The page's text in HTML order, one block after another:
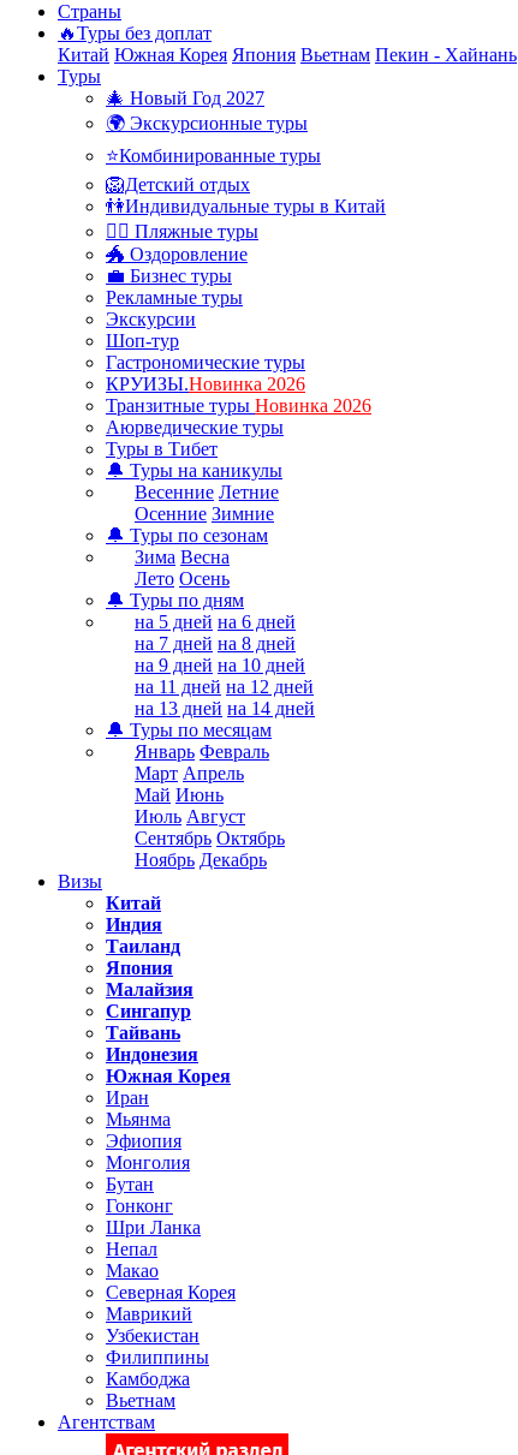
Страны
🔥Туры без доплат
Китай Южная Корея Япония Вьетнам Пекин - Хайнань
Туры
🎄 Новый Год 2027
🌍 Экскурсионные туры
⭐Комбинированные туры
🦁Детский отдых
👫Индивидуальные туры в Китай
🏊‍♂ Пляжные туры
🐲 Оздоровление
💼 Бизнес туры
Рекламные туры
Экскурсии
Шоп-тур
Гастрономические туры
КРУИЗЫ.Новинка 2026
Транзитные туры Новинка 2026
Аюрведические туры
Туры в Тибет
🔔 Туры на каникулы
Весенние Летние
Осенние Зимние
🔔 Туры по сезонам
Зима Весна
Лето Осень
🔔 Туры по дням
на 5 дней на 6 дней
на 7 дней на 8 дней
на 9 дней на 10 дней
на 11 дней на 12 дней
на 13 дней на 14 дней
🔔 Туры по месяцам
Январь Февраль
Март Апрель
Май Июнь
Июль Август
Сентябрь Октябрь
Ноябрь Декабрь
Визы
Китай
Индия
Таиланд
Япония
Малайзия
Сингапур
Тайвань
Индонезия
Южная Корея
Иран
Мьянма
Эфиопия
Монголия
Бутан
Гонконг
Шри Ланка
Непал
Макао
Северная Корея
Маврикий
Узбекистан
Филиппины
Камбоджа
Вьетнам
Агентствам